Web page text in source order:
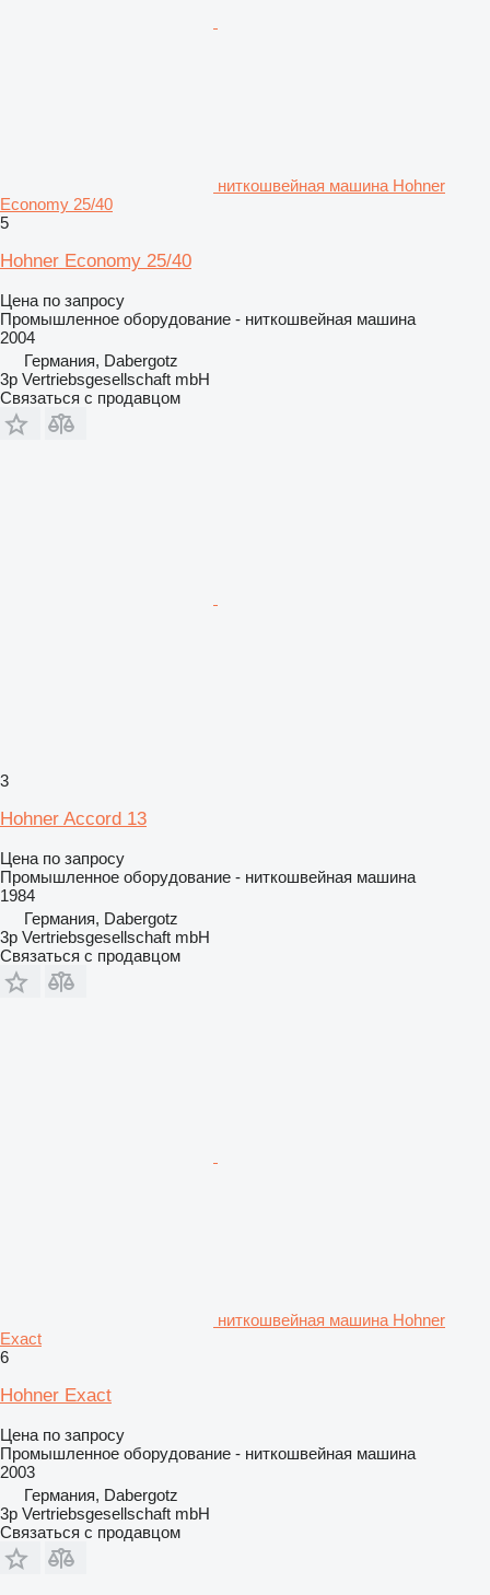
ниткошвейная машина Hohner
Economy 25/40
5
Hohner Economy 25/40
Цена по запросу
Промышленное оборудование - ниткошвейная машина
2004
Германия, Dabergotz
3p Vertriebsgesellschaft mbH
Связаться с продавцом
3
Hohner Accord 13
Цена по запросу
Промышленное оборудование - ниткошвейная машина
1984
Германия, Dabergotz
3p Vertriebsgesellschaft mbH
Связаться с продавцом
ниткошвейная машина Hohner
Exact
6
Hohner Exact
Цена по запросу
Промышленное оборудование - ниткошвейная машина
2003
Германия, Dabergotz
3p Vertriebsgesellschaft mbH
Связаться с продавцом